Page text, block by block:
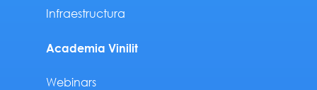
Infraestructura
Academia Vinilit
Webinars